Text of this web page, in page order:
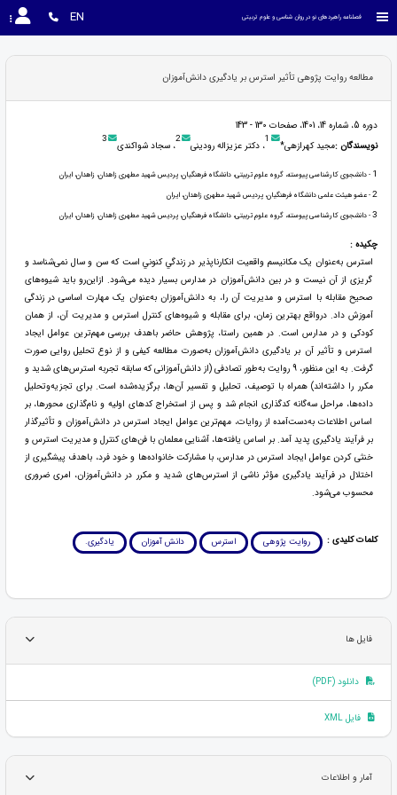
فصلنامه راهبردهای نو در روان شناسی و علوم تربیتی EN
مطالعه روایت پژوهی تأثیر استرس بر یادگیری دانش‌آموزان
دوره 5، شماره 14، 1401، صفحات 130 - 143
نویسندگان :مجید کهرازهی* 1، دکتر عزیزاله رودینی 2، سجاد شواکندی 3
1 - دانشجوی کارشناسی پیوسته، گروه علوم تربیتی، دانشگاه فرهنگیان، پردیس شهید مطهری زاهدان، زاهدان، ایران
2- عضو هیئت علمی دانشگاه فرهنگیان، پردیس شهید مطهری زاهدان، ایران
3- دانشجوی کارشناسی پیوسته، گروه علوم تربیتی، دانشگاه فرهنگیان، پردیس شهید مطهری زاهدان، زاهدان، ایران
چکیده :
استرس به‌عنوان يک مکانیسم واقعيت انکارناپذير در زندگي كنوني است که سن و سال نمی‌شناسد و
گریزی از آن نیست و در بین دانش‌آموزان در مدارس بسیار دیده می‌شود. ازاین‌رو باید شیوه‌های
صحیح مقابله با استرس و مدیریت آن را، به دانش‌آموزان به‌عنوان یک مهارت اساسی در زندگی
آموزش داد. درواقع بهترین زمان، برای مقابله و شیوه‌های کنترل استرس و مدیریت آن، از همان
کودکی و در مدارس است. در همین راستا، پژوهش حاضر باهدف بررسی مهم‌ترین عوامل ایجاد
استرس و تأثیر آن بر یادگیری دانش‌آموزان به‌صورت مطالعه کیفی و از نوع تحلیل روایی صورت
گرفت. به این منظور، 9 روایت به‌طور تصادفی (از دانش‌آموزانی که سابقه تجربه استرس‌های شدید و
مکرر را داشته‌اند) همراه با توصیف، تحلیل و تفسیر آن‌ها، برگزیده‌شده است. برای تجزیه‌وتحلیل
داده‌ها، مراحل سه‌گانه کدگذاری انجام شد و پس از استخراج کدهای اولیه و نام‌گذاری محورها، بر
اساس اطلاعات به‌دست‌آمده از روایات، مهم‌ترین عوامل ایجاد استرس در دانش‌آموزان و تأثیرگذار
بر فرآیند یادگیری پدید آمد. بر اساس یافته‌ها، آشنایی معلمان با فن‌های کنترل و مدیریت استرس و
خنثی کردن عوامل ایجاد استرس در مدارس، با مشارکت خانواده‌ها و خود فرد، باهدف پیشگیری از
اختلال در فرآیند یادگیری مؤثر ناشی از استرس‌های شدید و مکرر در دانش‌آموزان، امری ضروری
محسوب می‌شود.
کلمات کلیدی : روایت پژوهی استرس دانش آموزان یادگیری.
فایل ها
دانلود (PDF)
فایل XML
آمار و اطلاعات